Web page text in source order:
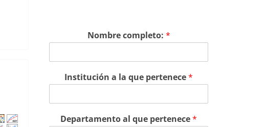
Nombre completo: *
Institución a la que pertenece*
Departamento al que pertenece*